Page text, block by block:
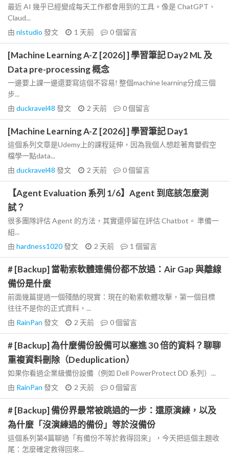
最近 AI 幾乎已經變成每天工作都會用到的工具。像是 ChatGPT、
Claud...
由 nlstudio 發文 1 天前 0個留言
[Machine Learning A-Z [2026] ] 學習筆記 Day2 ML 及
Data pre-processing 概念
一邊要上課一邊還要寫這個不容易! 整個machine learning分成三個
步...
由 duckravel48 發文 2 天前 0個留言
[Machine Learning A-Z [2026] ] 學習筆記 Day1
這個系列文章是Udemy上的課程延伸，因為我個人想趁著育嬰假空
檔學一點data...
由 duckravel48 發文 2 天前 0個留言
【Agent Evaluation 系列 1/6】Agent 到底該怎麼測
試？
很多團隊評估 Agent 的方法，其實還停留在評估 Chatbot。 準備一
組...
由 hardness1020發文 2 天前 1 個留言
# [Backup] 當勒索軟體連備份都不放過：Air Gap 與離線
備份是什麼
前面幾篇提過一個殘酷的現實：現在的勒索軟體攻擊，第一個目標
往往不是你的正式資料，...
由 RainPan 發文 2 天前 0個留言
# [Backup] 為什麼備份設備可以塞進 30 倍的資料？聊聊
重複資料刪除（Deduplication）
如果你看過企業級備份設備（例如 Dell PowerProtect DD 系列）...
由 RainPan 發文 2 天前 0個留言
# [Backup] 備份界最常被跳過的一步：還原演練，以及
為什麼「沒演練過的備份」等於沒備份
這個系列第4篇聊過「有備份不等於救得回來」，今天把這個主題收
尾：怎麼確定救得回來...